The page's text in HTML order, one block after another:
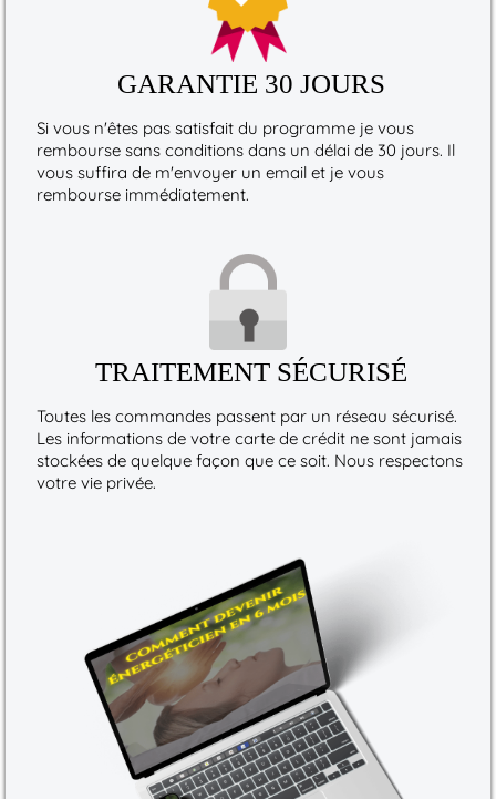
GARANTIE 30 JOURS
Si vous n'êtes pas satisfait du programme je vous
rembourse sans conditions dans un délai de 30 jours. Il
vous suffira de m'envoyer un email et je vous
rembourse immédiatement.
TRAITEMENT SÉCURISÉ
Toutes les commandes passent par un réseau sécurisé.
Les informations de votre carte de crédit ne sont jamais
stockées de quelque façon que ce soit. Nous respectons
votre vie privée.